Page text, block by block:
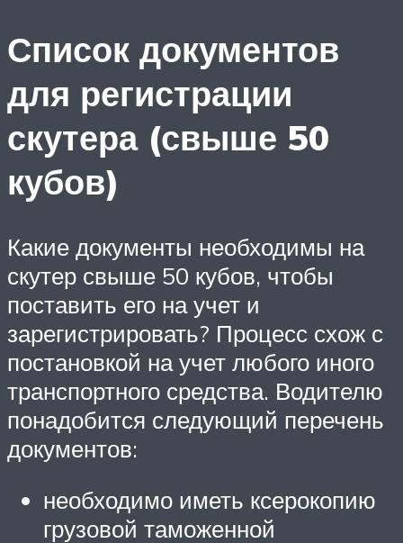
Список документов
для регистрации
скутера (свыше 50
кубов)
Какие документы необходимы на
скутер свыше 50 кубов, чтобы
поставить его на учет и
зарегистрировать? Процесс схож с
постановкой на учет любого иного
транспортного средства. Водителю
понадобится следующий перечень
документов:
необходимо иметь ксерокопию
грузовой таможенной